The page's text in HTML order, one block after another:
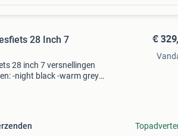
28 Inch 7
28 inch 7 versnellingen
-night black -warm grey
€